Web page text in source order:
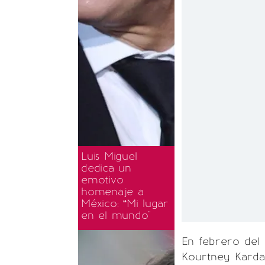
Luis Miguel
dedica un
emotivo
homenaje a
México: “Mi lugar
en el mundo"
En febrero del
Kourtney